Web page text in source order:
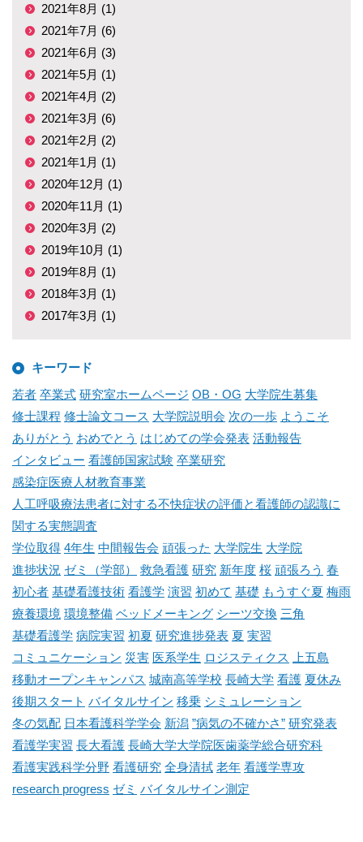
2021年8月 (1)
2021年7月 (6)
2021年6月 (3)
2021年5月 (1)
2021年4月 (2)
2021年3月 (6)
2021年2月 (2)
2021年1月 (1)
2020年12月 (1)
2020年11月 (1)
2020年3月 (2)
2019年10月 (1)
2019年8月 (1)
2018年3月 (1)
2017年3月 (1)
キーワード
若者 卒業式 研究室ホームページ OB・OG 大学院生募集
修士課程 修士論文コース 大学院説明会 次の一歩 ようこそ
ありがとう おめでとう はじめての学会発表 活動報告
インタビュー 看護師国家試験 卒業研究
感染症医療人材教育事業
人工呼吸療法患者に対する不快症状の評価と看護師の認識に
関する実態調査
学位取得 4年生 中間報告会 頑張った 大学院生 大学院
進捗状況 ゼミ（学部） 救急看護 研究 新年度 桜 頑張ろう 春
初心者 基礎看護技術 看護学 演習 初めて 基礎 もうすぐ夏 梅雨
療養環境 環境整備 ベッドメーキング シーツ交換 三角
基礎看護学 病院実習 初夏 研究進捗発表 夏 実習
コミュニケーション 災害 医系学生 ロジスティクス
上五島
移動オープンキャンパス 城南高等学校 長崎大学 看護 夏休み
後期スタート バイタルサイン 移乗 シミュレーション
冬の気配 日本看護科学学会 新潟 ”病気の不確かさ” 研究発表
看護学実習 長大看護 長崎大学大学院医歯薬学総合研究科
看護実践科学分野 看護研究 全身清拭 老年 看護学専攻
research progress ゼミ バイタルサイン測定